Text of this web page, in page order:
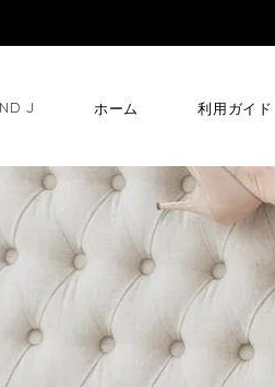
J ホーム 利用ガイド